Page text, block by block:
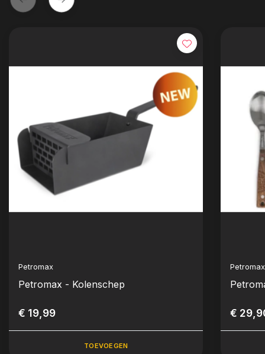
Petromax
Petromax - Kolenschep
€ 19,99
TOEVOEGEN
Petromax
€